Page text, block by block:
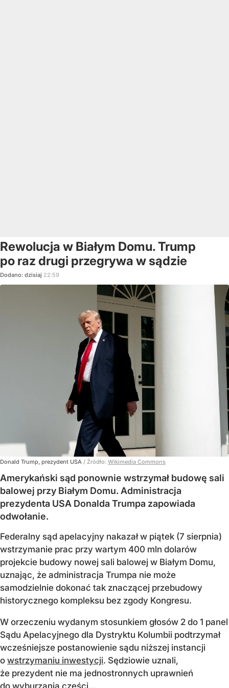
Rewolucja w Białym Domu. Trump
po raz drugi przegrywa w sądzie
Dodano: dzisiaj 22:59
Donald Trump, prezydent USA / Źródło: Wikimedia Commons
Amerykański sąd ponownie wstrzymał budowę sali
balowej przy Białym Domu. Administracja
prezydenta USA Donalda Trumpa zapowiada
odwołanie.
Federalny sąd apelacyjny nakazał w piątek (7 sierpnia)
wstrzymanie prac przy wartym 400 mln dolarów
projekcie budowy nowej sali balowej w Białym Domu,
uznając, że administracja Trumpa nie może
samodzielnie dokonać tak znaczącej przebudowy
historycznego kompleksu bez zgody Kongresu.
W orzeczeniu wydanym stosunkiem głosów 2 do 1 panel
Sądu Apelacyjnego dla Dystryktu Kolumbii podtrzymał
wcześniejsze postanowienie sądu niższej instancji
o wstrzymaniu inwestycji. Sędziowie uznali,
że prezydent nie ma jednostronnych uprawnień